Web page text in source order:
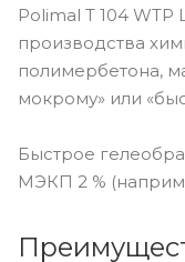
Polimal T 104 WTP
производства
полимербетона,
мокрому» или
Быстрое
МЭКП 2 %